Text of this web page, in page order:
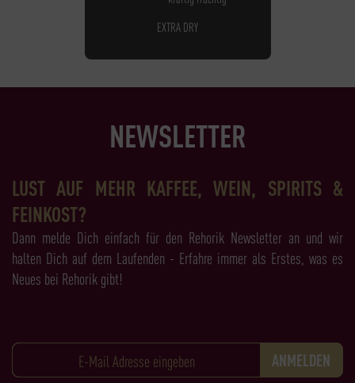
EXTRA DRY
NEWSLETTER
LUST AUF MEHR KAFFEE, WEIN, SPIRITS &
FEINKOST?
Dann melde Dich einfach für den Rehorik Newsletter an und wir
halten Dich auf dem Laufenden - Erfahre immer als Erstes, was es
Neues bei Rehorik gibt!